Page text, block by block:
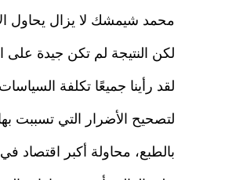
محمد شيمشك لا يزال يحاول
لكن النتيجة لم تكن جيدة على
لقد رأينا جميعًا تكلفة
لتصحيح الأضرار التي تسببت
بالطبع، محاولة أكبر